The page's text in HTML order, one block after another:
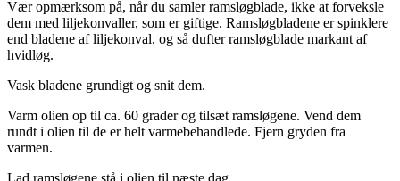
Vær opmærksom på, når du samler ramsløgblade, ikke at forveksle
dem med liljekonvaller, som er giftige. Ramsløgbladene er spinklere
end bladene af liljekonval, og så dufter ramsløgblade markant af
hvidløg.
Vask bladene grundigt og snit dem.
Varm olien op til ca. 60 grader og tilsæt ramsløgene. Vend dem
rundt i olien til de er helt varmebehandlede. Fjern gryden fra
varmen.